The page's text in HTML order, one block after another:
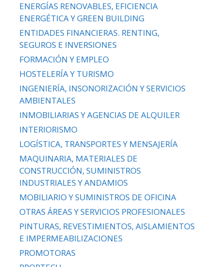
ENERGÍAS RENOVABLES, EFICIENCIA
ENERGÉTICA Y GREEN BUILDING
ENTIDADES FINANCIERAS. RENTING,
SEGUROS E INVERSIONES
FORMACIÓN Y EMPLEO
HOSTELERÍA Y TURISMO
INGENIERÍA, INSONORIZACIÓN Y SERVICIOS
AMBIENTALES
INMOBILIARIAS Y AGENCIAS DE ALQUILER
INTERIORISMO
LOGÍSTICA, TRANSPORTES Y MENSAJERÍA
MAQUINARIA, MATERIALES DE
CONSTRUCCIÓN, SUMINISTROS
INDUSTRIALES Y ANDAMIOS
MOBILIARIO Y SUMINISTROS DE OFICINA
OTRAS ÁREAS Y SERVICIOS PROFESIONALES
PINTURAS, REVESTIMIENTOS, AISLAMIENTOS
E IMPERMEABILIZACIONES
PROMOTORAS